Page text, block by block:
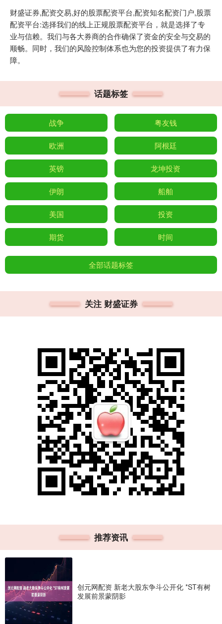
财盛证券,配资交易,好的股票配资平台,配资知名配资门户,股票
配资平台:选择我们的线上正规股票配资平台，就是选择了专
业与信赖。我们与各大券商的合作确保了资金的安全与交易的
顺畅。同时，我们的风险控制体系也为您的投资提供了有力保
障。
话题标签
战争 粤友钱
欧洲 阿根廷
英镑 龙坤投资
伊朗 船舶
美国 投资
期货 时间
全部话题标签
关注 财盛证券
推荐资讯
创元网配资 新老大股东争斗公开化 *ST有树
发展前景蒙阴影